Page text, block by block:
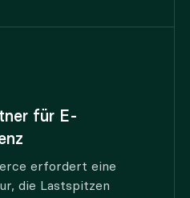
für E-
erfordert eine
die Lastspitzen